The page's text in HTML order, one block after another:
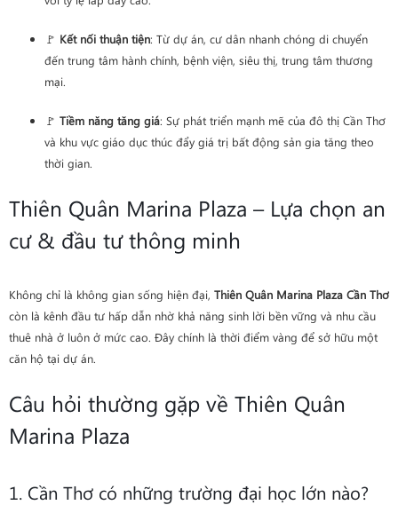
🚩 Kết nối thuận tiện: Từ dự án, cư dân nhanh chóng di chuyển
đến trung tâm hành chính, bệnh viện, siêu thị, trung tâm thương
mại.
🚩 Tiềm năng tăng giá: Sự phát triển mạnh mẽ của đô thị Cần Thơ
và khu vực giáo dục thúc đẩy giá trị bất động sản gia tăng theo
thời gian.
Thiên Quân Marina Plaza – Lựa chọn an
cư & đầu tư thông minh
Không chỉ là không gian sống hiện đại, Thiên Quân Marina Plaza Cần Thơ
còn là kênh đầu tư hấp dẫn nhờ khả năng sinh lời bền vững và nhu cầu
thuê nhà ở luôn ở mức cao. Đây chính là thời điểm vàng để sở hữu một
căn hộ tại dự án.
Câu hỏi thường gặp về Thiên Quân
Marina Plaza
1. Cần Thơ có những trường đại học lớn nào?